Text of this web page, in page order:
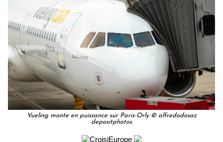
Vueling monte en puissance sur Paris-Orly © alfredodosaz
depositphotos